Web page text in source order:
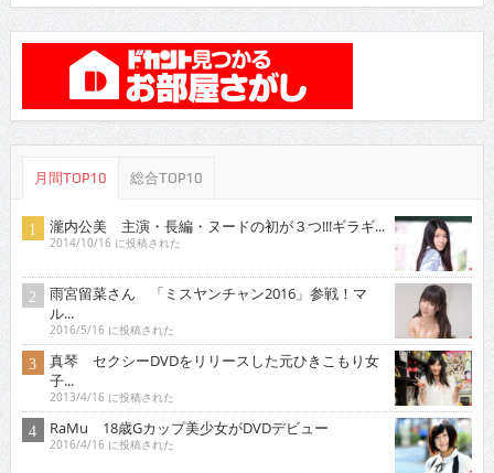
月間TOP10 総合TOP10
瀧内公美 主演・長編・ヌードの初が３つ!!!ギラギ...
2014/10/16 に投稿された
雨宮留菜さん 「ミスヤンチャン2016」参戦！マ
ル...
2016/5/16 に投稿された
真琴 セクシーDVDをリリースした元ひきこもり女
子...
2013/4/16 に投稿された
RaMu 18歳Gカップ美少女がDVDデビュー
2016/4/16 に投稿された